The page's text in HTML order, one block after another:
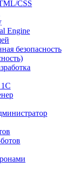
CSS
Engine
безопасность
1С